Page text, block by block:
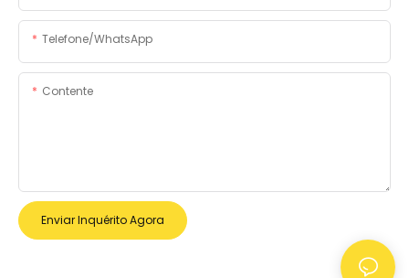
Telefone/WhatsApp
Contente
Enviar Inquérito Agora